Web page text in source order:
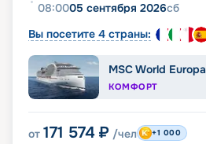
08:0005 сентября 2026сб
Вы посетите 4 страны:
MSC World Europa
КОМФОРТ
от 171 574 ₽ /чел +1 000